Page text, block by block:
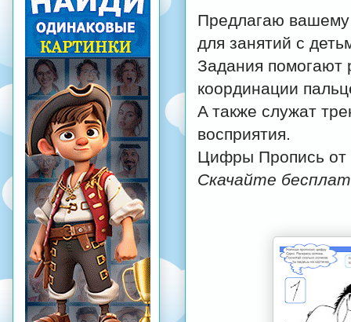
Предлагаю
для занятий с
Задания помогают
координации
A также служат
восприятия.
Цифры Пропись от
Скачайте